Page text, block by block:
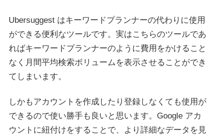
Ubersuggest はキーワードプランナーの代わりに使用
ができる便利なツールです。実はこちらのツールであ
ればキーワードプランナーのように費用をかけること
なく月間平均検索ボリュームを表示させることができ
てしまいます。
しかもアカウントを作成したり登録しなくても使用が
できるので使い勝手も良いと思います。Google アカ
ウントに紐付けをすることで、より詳細なデータを見